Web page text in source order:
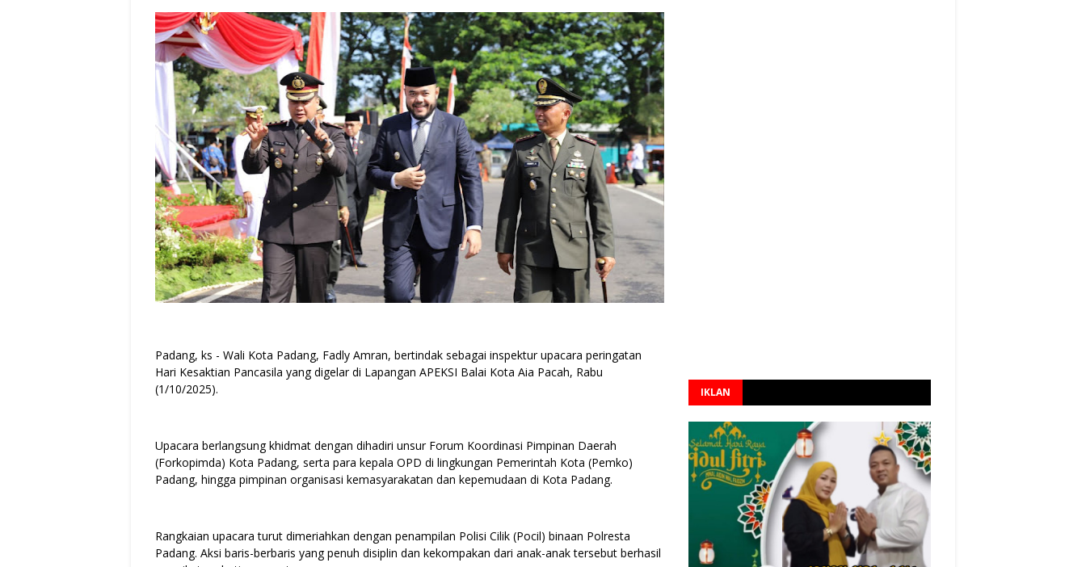
Padang, ks - Wali Kota Padang, Fadly Amran, bertindak sebagai inspektur upacara peringatan
Hari Kesaktian Pancasila yang digelar di Lapangan APEKSI Balai Kota Aia Pacah, Rabu
(1/10/2025).
Upacara berlangsung khidmat dengan dihadiri unsur Forum Koordinasi Pimpinan Daerah
(Forkopimda) Kota Padang, serta para kepala OPD di lingkungan Pemerintah Kota (Pemko)
Padang, hingga pimpinan organisasi kemasyarakatan dan kepemudaan di Kota Padang.
Rangkaian upacara turut dimeriahkan dengan penampilan Polisi Cilik (Pocil) binaan Polresta
Padang. Aksi baris-berbaris yang penuh disiplin dan kekompakan dari anak-anak tersebut berhasil
IKLAN